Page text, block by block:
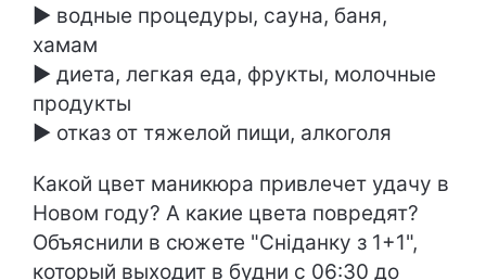
► водные процедуры, сауна, баня,
хамам
► диета, легкая еда, фрукты, молочные
продукты
► отказ от тяжелой пищи, алкоголя
Какой цвет маникюра привлечет удачу в
Новом году? А какие цвета повредят?
Объяснили в сюжете "Сніданку з 1+1",
который выходит в будни с 06:30 до